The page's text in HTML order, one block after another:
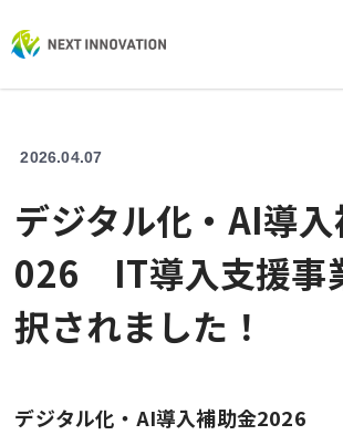
2026.04.07
デジタル化・AI導
026 IT導入支援事
択されました！
デジタル化・AI導入補助金2026